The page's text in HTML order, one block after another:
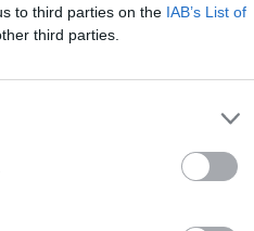
to third parties on the IAB’s List of
third parties.
Stadt